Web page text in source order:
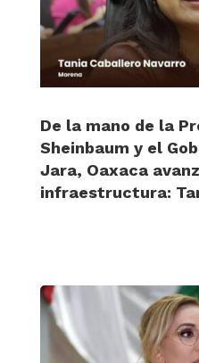
De la mano de la
Sheinbaum y el
Jara, Oaxaca
infraestructura: